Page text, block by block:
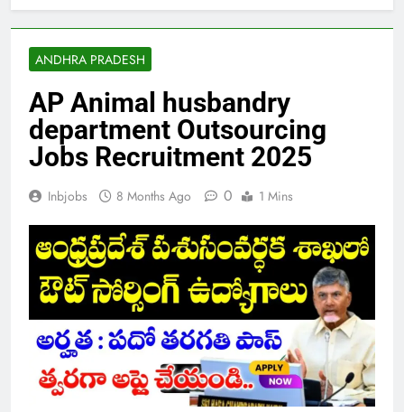
ANDHRA PRADESH
AP Animal husbandry
department Outsourcing
Jobs Recruitment 2025
Inbjobs 8 Months Ago 0 1 Mins